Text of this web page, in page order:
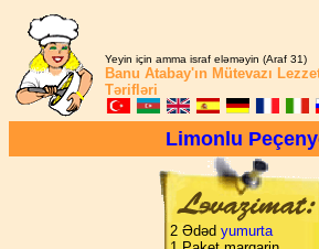
Yeyin için amma israf eləməyin (Araf 31)
Banu Atabay'ın Mütevazı
Tərifləri
Limonlu
2 Ədəd yumurta